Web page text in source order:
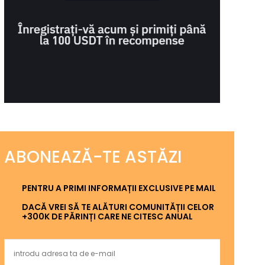
ABONEAZĂ-TE ASTĂZI
PENTRU A PRIMI INFORMAȚII EXCLUSIVE PE MAIL
DACĂ VREI SĂ TE ALĂTURI COMUNITĂȚII CELOR
+300K DE PĂRINȚI CARE NE CITESC ANUAL